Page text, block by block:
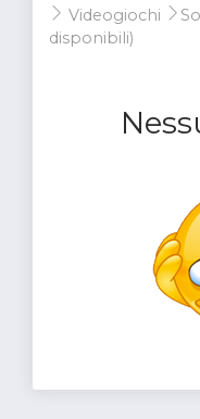
Videogiochi
disponibili)